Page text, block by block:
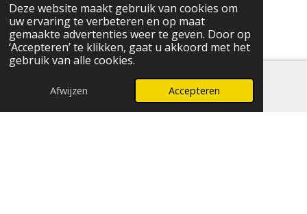
Deze website maakt gebruik van cookies om
uw ervaring te verbeteren en op maat
gemaakte advertenties weer te geven. Door op
‘Accepteren’ te klikken, gaat u akkoord met het
gebruik van alle cookies.
Afwijzen Accepteren
E-mailadres